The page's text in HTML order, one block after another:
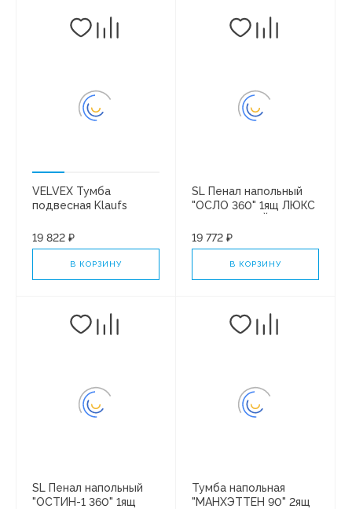
VELVEX Тумба
подвесная Klaufs
(белый)
19 822 ₽
В КОРЗИНУ
SL Пенал напольный
"ОСЛО 360" 1ящ ЛЮКС
ПЛЮС
19 772 ₽
В КОРЗИНУ
SL Пенал напольный
"ОСТИН-1 360" 1ящ
Тумба напольная
"МАНХЭТТЕН 90" 2ящ